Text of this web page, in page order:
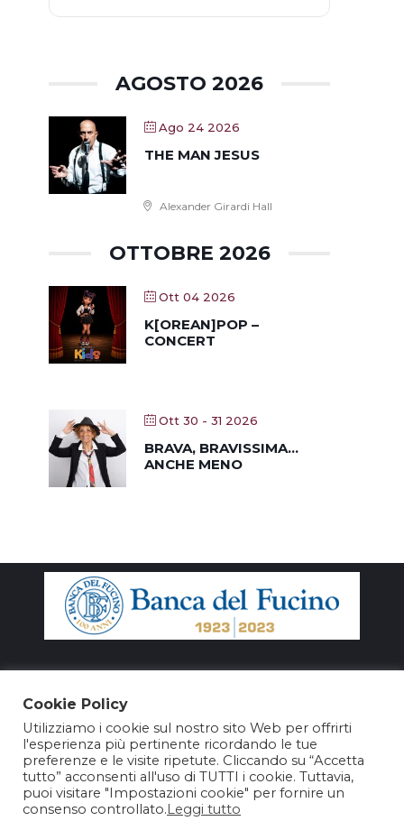
AGOSTO 2026
Ago 24 2026
THE MAN JESUS
Alexander Girardi Hall
OTTOBRE 2026
Ott 04 2026
K[OREAN]POP –
CONCERT
Ott 30 - 31 2026
BRAVA, BRAVISSIMA…
ANCHE MENO
Cookie Policy
Utilizziamo i cookie sul nostro sito Web per offrirti
l'esperienza più pertinente ricordando le tue
preferenze e le visite ripetute. Cliccando su “Accetta
tutto” acconsenti all'uso di TUTTI i cookie. Tuttavia,
puoi visitare "Impostazioni cookie" per fornire un
consenso controllato.Leggi tutto